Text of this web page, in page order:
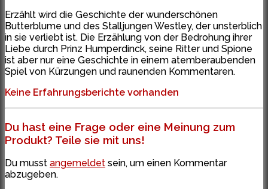
Erzählt wird die Geschichte der wunderschönen
Butterblume und des Stalljungen Westley, der unsterblich
in sie verliebt ist. Die Erzählung von der Bedrohung ihrer
Liebe durch Prinz Humperdinck, seine Ritter und Spione
ist aber nur eine Geschichte in einem atemberaubenden
Spiel von Kürzungen und raunenden Kommentaren.
Keine Erfahrungsberichte vorhanden
Du hast eine Frage oder eine Meinung zum
Produkt? Teile sie mit uns!
Du musst angemeldet sein, um einen Kommentar
abzugeben.